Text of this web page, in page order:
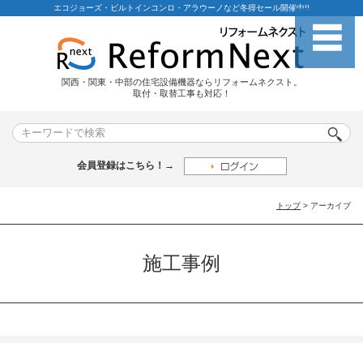
エコジョーズ・ビルトインコンロ・アラウーノなど冬得セール開催中!!
関西・関東・中部の住宅設備機器ならリフォームネクスト。
取付・取替工事も対応！
会員登録はこちら！→
トップ > アーカイブ
施工事例